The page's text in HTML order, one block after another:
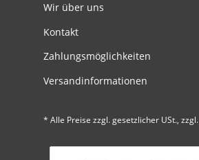
Wir über uns
Kontakt
Zahlungsmöglichkeiten
Versandinformationen
* Alle Preise zzgl. gesetzlicher USt., zzgl.